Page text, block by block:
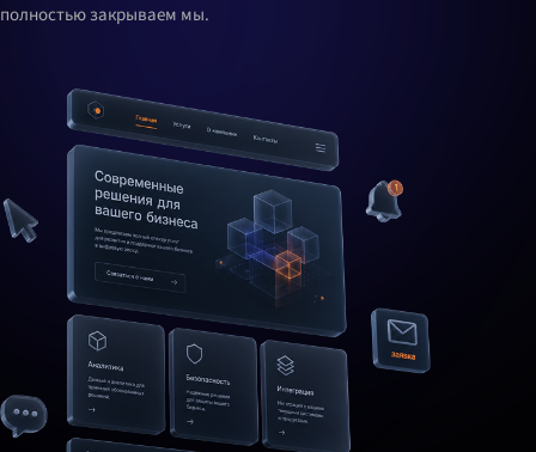
полностью закрываем мы.